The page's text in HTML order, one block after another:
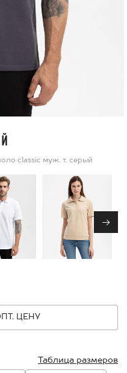
classic муж. т. серый
→
ЦЕНУ
Таблица размеров